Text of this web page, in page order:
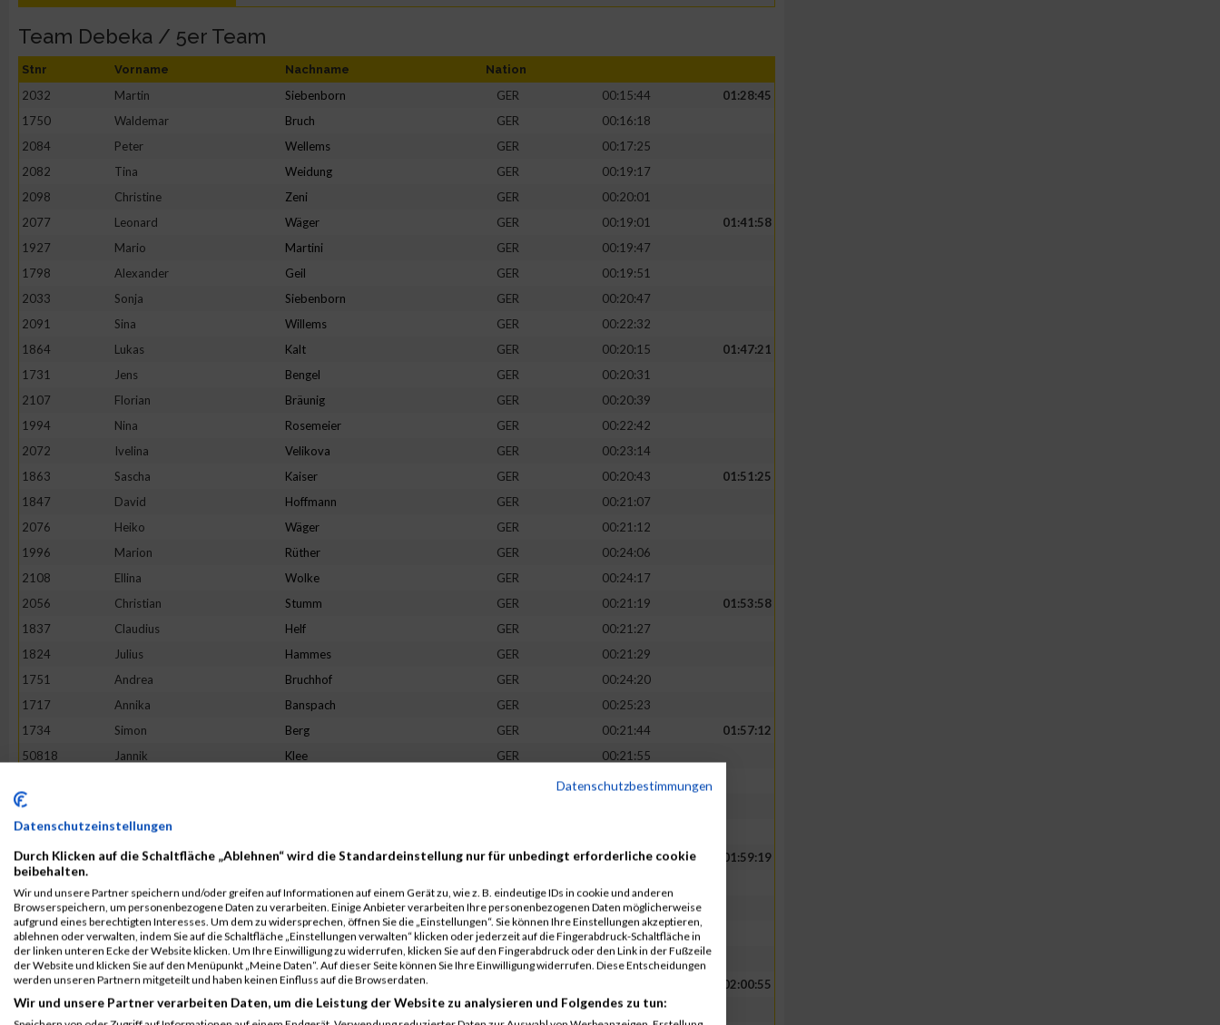
Team Debeka / 5er Team
Stnr Vorname Nachname Nation
2032 Martin Siebenborn GER 00:15:44
01:28:45
1750
Waldemar Bruch GER
00:16:18
2084
Peter Wellems GER
00:17:25
2082
Tina Weidung GER
00:19:17
2098
Christine Zeni GER
00:20:01
2077
Leonard Wäger GER 00:19:01
01:41:58
1927
Mario Martini GER
00:19:47
1798
Alexander Geil GER
00:19:51
2033
Sonja Siebenborn GER
00:20:47
2091
Sina Willems GER
00:22:32
1864
Lukas Kalt GER 00:20:15
01:47:21
1731
Jens Bengel GER
00:20:31
2107
Florian Bräunig GER
00:20:39
1994
Nina Rosemeier GER
00:22:42
2072
Ivelina Velikova GER
00:23:14
1863
Sascha Kaiser GER 00:20:43
01:51:25
1847
David Hoffmann GER
00:21:07
2076
Heiko Wäger GER
00:21:12
1996
Marion Rüther GER
00:24:06
2108
Ellina Wolke GER
00:24:17
2056
Christian Stumm GER 00:21:19
01:53:58
1837
Claudius Helf GER
00:21:27
1824
Julius Hammes GER
00:21:29
1751
Andrea Bruchhof GER
00:24:20
1717
Annika Banspach GER
00:25:23
1734
Simon Berg GER 00:21:44
01:57:12
50818
Jannik Klee GER
00:21:55
00:22:07
1918
1853
Laura
2071
Reinhard Urban GER 00:22:15
01:59:19
2117
André Marcel Welter GER
00:22:24
1896
Sophie Krießbach GER
00:26:09
2110
Charleen Weyer GER
00:26:11
1980
Boris Reinecke
02:00:55
2102
Holger Zuchel GER
00:22:51
Datenschutzbestimmungen
Datenschutzeinstellungen
Durch Klicken auf die Schaltfläche „Ablehnen“ wird die Standardeinstellung nur für unbedingt erforderliche cookie
beibehalten.
Wir und unsere Partner speichern und/oder greifen auf Informationen auf einem Gerät zu, wie z. B. eindeutige IDs in cookie und anderen
Browserspeichern, um personenbezogene Daten zu verarbeiten. Einige Anbieter verarbeiten Ihre personenbezogenen Daten möglicherweise
aufgrund eines berechtigten Interesses. Um dem zu widersprechen, öffnen Sie die „Einstellungen“. Sie können Ihre Einstellungen akzeptieren,
ablehnen oder verwalten, indem Sie auf die Schaltfläche „Einstellungen verwalten“ klicken oder jederzeit auf die Fingerabdruck-Schaltfläche in
der linken unteren Ecke der Website klicken. Um Ihre Einwilligung zu widerrufen, klicken Sie auf den Fingerabdruck oder den Link in der Fußzeile
der Website und klicken Sie auf den Menüpunkt „Meine Daten“. Auf dieser Seite können Sie Ihre Einwilligung widerrufen. Diese Entscheidungen
werden unseren Partnern mitgeteilt und haben keinen Einfluss auf die Browserdaten.
Wir und unsere Partner verarbeiten Daten, um die Leistung der Website zu analysieren und Folgendes zu tun: